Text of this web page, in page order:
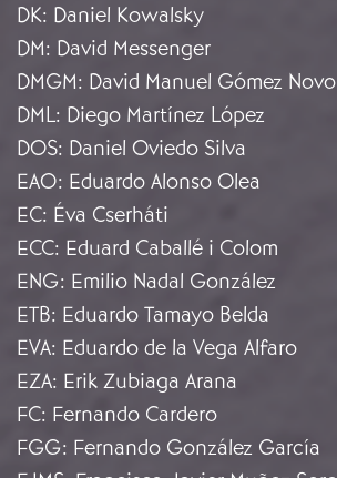
DK: Daniel Kowalsky
DM: David Messenger
DMGM: David Manuel Gómez Novo
DML: Diego Martínez López
DOS: Daniel Oviedo Silva
EAO: Eduardo Alonso Olea
EC: Éva Cserháti
ECC: Eduard Caballé i Colom
ENG: Emilio Nadal González
ETB: Eduardo Tamayo Belda
EVA: Eduardo de la Vega Alfaro
EZA: Erik Zubiaga Arana
FC: Fernando Cardero
FGG: Fernando González García